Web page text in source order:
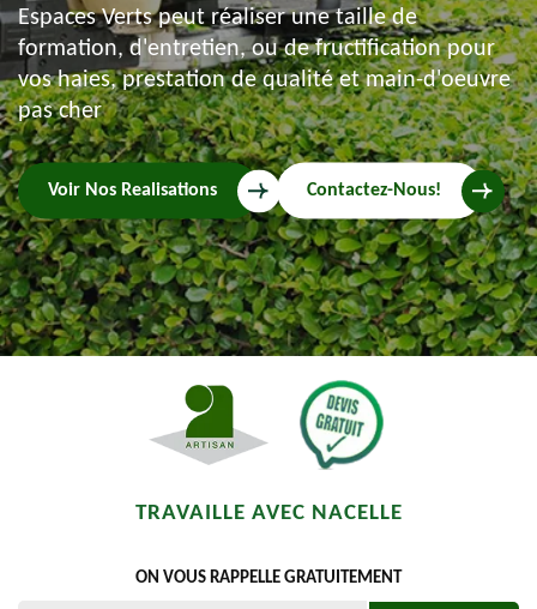
Espaces Verts peut réaliser une taille de
formation, d'entretien, ou de fructification pour
vos haies, prestation de qualité et main-d'oeuvre
pas cher
Voir Nos Realisations Contactez-Nous!
TRAVAILLE AVEC NACELLE
ON VOUS RAPPELLE GRATUITEMENT